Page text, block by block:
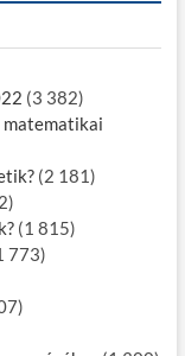
(3 382)
matematikai
(2 181)
(1 815)
773)